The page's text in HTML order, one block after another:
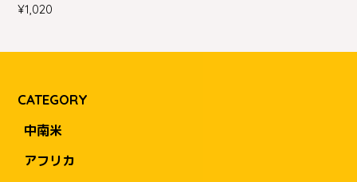
CATEGORY
中南米
アフリカ
¥1,020